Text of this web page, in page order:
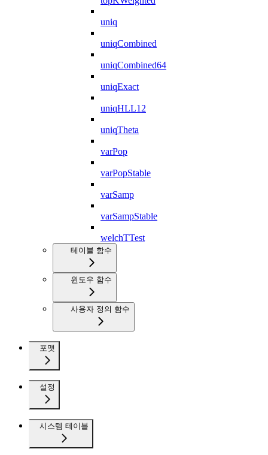
uniq
uniqCombined
uniqCombined64
uniqExact
uniqHLL12
uniqTheta
varPop
varPopStable
varSamp
varSampStable
welchTTest
테이블 함수
윈도우 함수
사용자 정의 함수
포맷
설정
시스템 테이블